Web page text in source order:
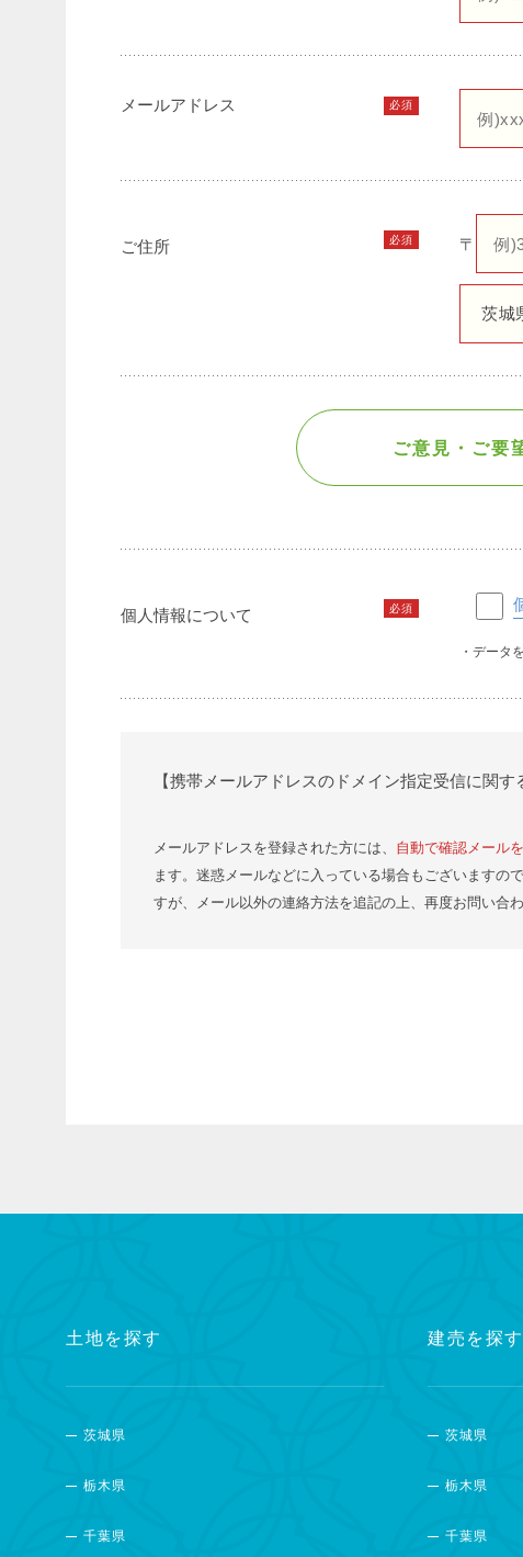
メールアドレス 必須
ご住所 必須 〒
ご意見・ご要
個人情報について 必須
・データ
【携帯メールアドレスのドメイン指定受信に関す
メールアドレスを登録された方には、 自動で確認メール
ます。迷惑メールなどに入っている場合もございますの
すが、メール以外の連絡方法を追記の上、再度お問い合
土地を探す
茨城県
栃木県
千葉県
建売を探す
茨城県
栃木県
千葉県